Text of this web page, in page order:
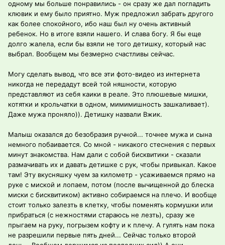
одному мы больше понравились - он сразу же дал погладить
клювик и ему было приятно. Муж предложил забрать другого
как более спокойного, ибо наш был ну очень активный
ребенок. Но в итоге взяли нашего. И слава богу. Я бы еще
долго жалела, если бы взяли не того детишку, который нас
выбрал. Вообщем мы безмерно счастливы сейчас.
Могу сделать вывод, что все эти фото-видео из интернета
никогда не передадут всей той няшности, которую
представляют из себя каики в реале. Это плюшевые мишки,
котятки и крольчатки в одном, мимимишность зашкаливает).
Даже мужа проняло)). Детишку назвали Вжик.
Малыш оказался до безобразия ручной... точнее мужа и сына
немного побаивается. Со мной - никакого стеснения с первых
минут знакомства. Нам дали с собой бисквитики - сказали
размачивать их и давать детишке с рук, чтобы привыкал. Какое
там! Эту вкусняшку чуем за километр - усаживаемся прямо на
руке с миской и лопаем, потом (после вычищенной до блеска
миски с бисквитиком) активно собираемся на плечо. И вообще
стоит только залезть в клетку, чтобы поменять кормушки или
прибраться (с нежностями стараюсь не лезть), сразу же
прыгаем на руку, погрызем кофту и к плечу. А гулять нам пока
не разрешили первые пять дней... Сейчас только второй